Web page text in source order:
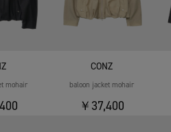
mohair
CONZ
baloon jacket mohair
￥37,400